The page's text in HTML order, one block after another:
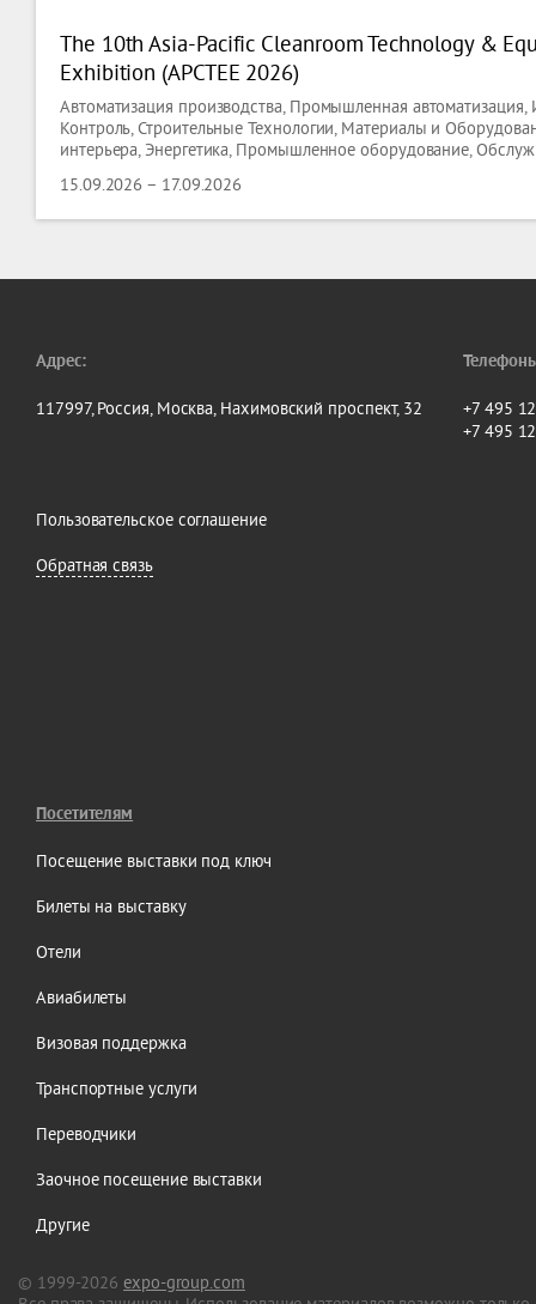
The 10th Asia-Pacific Cleanroom Technology &
Exhibition (APCTEE 2026)
Автоматизация производства, Промышленная автоматизация,
Контроль, Строительные Технологии, Материалы и
интерьера, Энергетика, Промышленное оборудование,
Программное обеспечение, Лабораторные Технологии,
Освещение, Технологии Освещения, Сантехника, Отопление,
15.09.2026 – 17.09.2026
Адрес:
117997, Россия, Москва, Нахимовский проспект, 32
+7 495
+7 495
Пользовательское соглашение
Обратная связь
Посетителям
Посещение выставки под ключ
Билеты на выставку
Отели
Авиабилеты
Визовая поддержка
Транспортные услуги
Переводчики
Заочное посещение выставки
Другие
© 1999-2026 expo-group.com